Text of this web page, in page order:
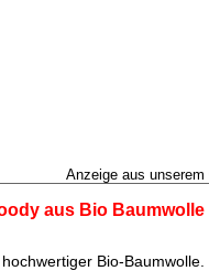
Anzeige aus unserem
aus Bio Baumwolle
Bio-Baumwolle.